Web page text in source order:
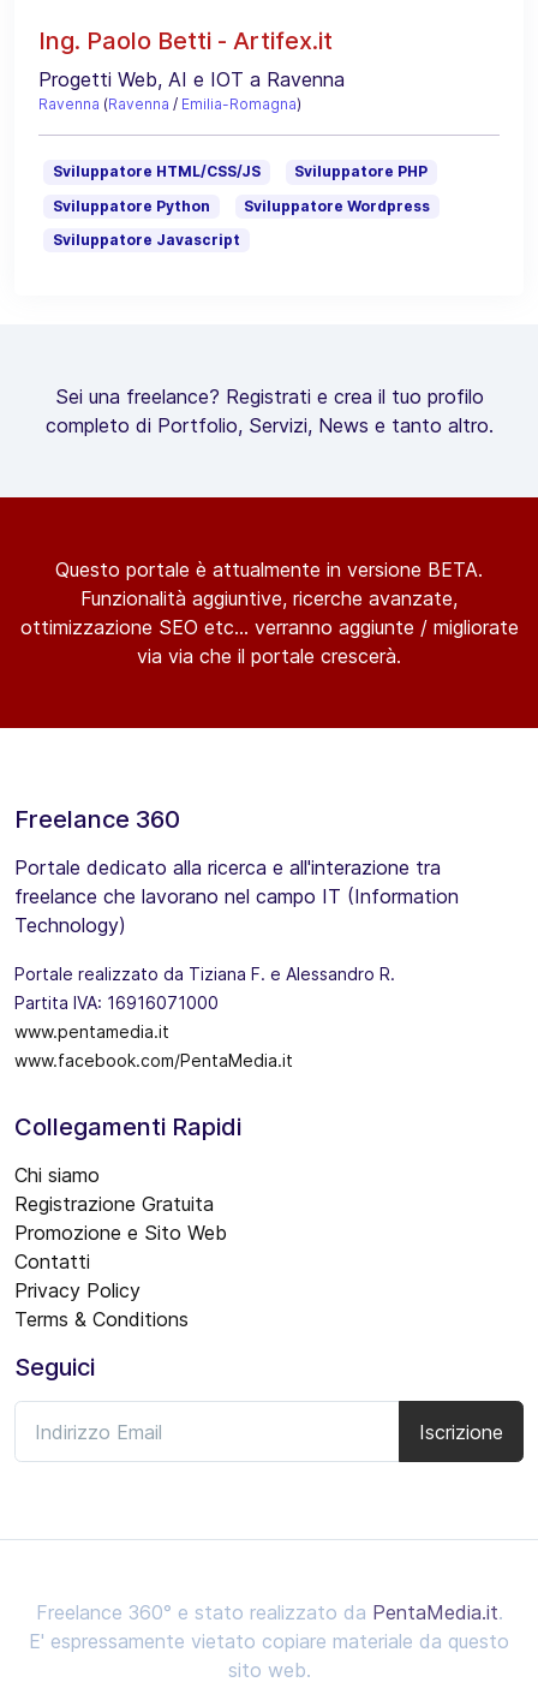
Ing. Paolo Betti - Artifex.it
Progetti Web, AI e IOT a Ravenna
Ravenna (Ravenna / Emilia-Romagna)
Sviluppatore HTML/CSS/JS
Sviluppatore PHP
Sviluppatore Python
Sviluppatore Wordpress
Sviluppatore Javascript
Sei una freelance? Registrati e crea il tuo profilo
completo di Portfolio, Servizi, News e tanto altro.
Questo portale è attualmente in versione BETA.
Funzionalità aggiuntive, ricerche avanzate,
ottimizzazione SEO etc... verranno aggiunte / migliorate
via via che il portale crescerà.
Freelance 360
Portale dedicato alla ricerca e all'interazione tra
freelance che lavorano nel campo IT (Information
Technology)
Portale realizzato da Tiziana F. e Alessandro R.
Partita IVA: 16916071000
www.pentamedia.it
www.facebook.com/PentaMedia.it
Collegamenti Rapidi
Chi siamo
Registrazione Gratuita
Promozione e Sito Web
Contatti
Privacy Policy
Terms & Conditions
Seguici
Iscrizione
Freelance 360° e stato realizzato da PentaMedia.it.
E' espressamente vietato copiare materiale da questo
sito web.